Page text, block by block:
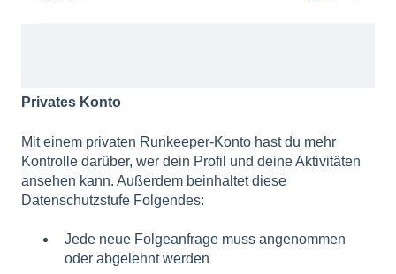
Privates Konto
Mit einem privaten Runkeeper-Konto hast du mehr
Kontrolle darüber, wer dein Profil und deine Aktivitäten
ansehen kann. Außerdem beinhaltet diese
Datenschutzstufe Folgendes:
Jede neue Folgeanfrage muss angenommen
oder abgelehnt werden